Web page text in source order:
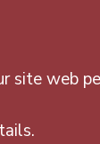
site web